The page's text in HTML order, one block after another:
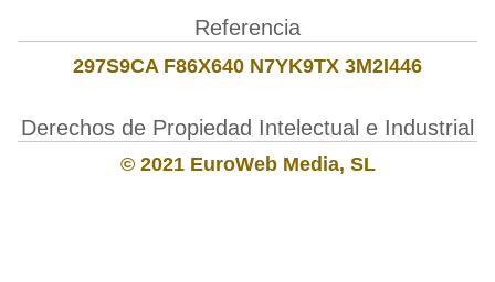
Referencia
297S9CA F86X640 N7YK9TX 3M2I446
Derechos de Propiedad Intelectual e Industrial
© 2021 EuroWeb Media, SL